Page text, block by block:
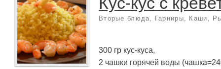
Вторые блюда Гарниры Каши
300 гр кус-куса,
2 чашки горячей воды